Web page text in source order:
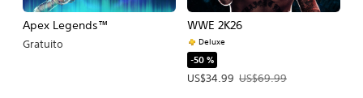
Apex Legends™
Gratuito
WWE 2K26
Deluxe
-50 %
US$34.99
Precio de la oferta: US$34.99.
US$69.99